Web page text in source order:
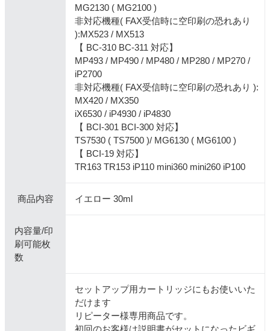
MG2130 ( MG2100 )
非対応機種( FAX受信時に空印刷の恐れあり
):MX523 / MX513
【 BC-310 BC-311 対応】
MP493 / MP490 / MP480 / MP280 / MP270 /
iP2700
非対応機種( FAX受信時に空印刷の恐れあり ):
MX420 / MX350
iX6530 / iP4930 / iP4830
【 BCI-301 BCI-300 対応】
TS7530 ( TS7500 )/ MG6130 ( MG6100 )
【 BCI-19 対応】
TR163 TR153 iP110 mini360 mini260 iP100
商品内容 イエロー 30ml
内容量/印
刷可能枚
数
セットアップ用カートリッジにもお使いいた
だけます
リピーター様専用商品です。
初回のお客様は説明書がセットになったビギ